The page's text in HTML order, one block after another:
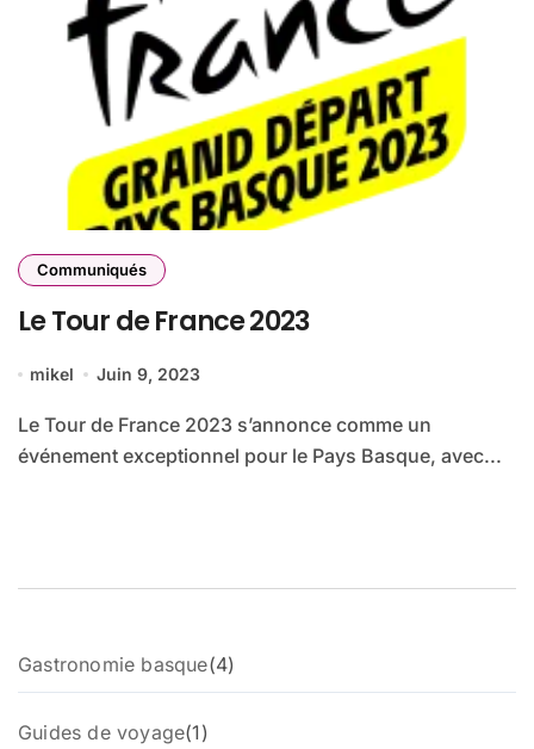
Communiqués
Le Tour de France 2023
mikel Juin 9, 2023
Le Tour de France 2023 s’annonce comme un
événement exceptionnel pour le Pays Basque, avec...
Gastronomie basque 44
p
Guides de voyage 1 1